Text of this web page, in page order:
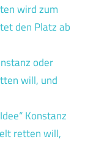
wird zum
den Platz ab
oder
will, und
Konstanz
retten will,